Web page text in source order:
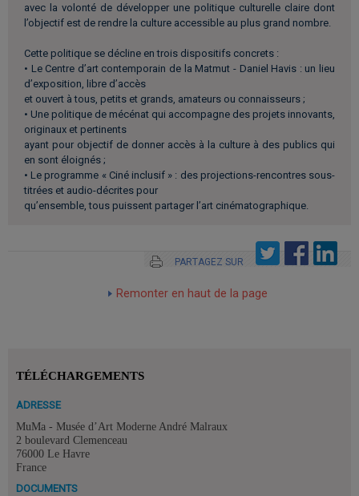
avec la volonté de développer une politique culturelle claire dont
l’objectif est de rendre la culture accessible au plus grand nombre.
Cette politique se décline en trois dispositifs concrets :
• Le Centre d’art contemporain de la Matmut - Daniel Havis : un lieu
d’exposition, libre d’accès
et ouvert à tous, petits et grands, amateurs ou connaisseurs ;
• Une politique de mécénat qui accompagne des projets innovants,
originaux et pertinents
ayant pour objectif de donner accès à la culture à des publics qui
en sont éloignés ;
• Le programme « Ciné inclusif » : des projections-rencontres sous-
titrées et audio-décrites pour
qu’ensemble, tous puissent partager l’art cinématographique.
PARTAGEZ SUR
Remonter en haut de la page
TÉLÉCHARGEMENTS
ADRESSE
MuMa - Musée d’Art Moderne André Malraux
2 boulevard Clemenceau
76000 Le Havre
France
DOCUMENTS